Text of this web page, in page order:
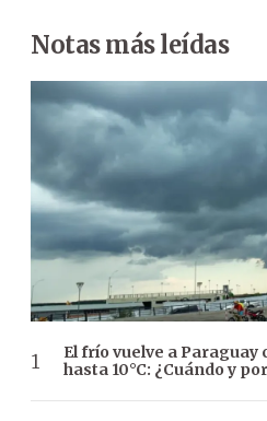
Notas más leídas
El frío vuelve a Paraguay
hasta 10°C: ¿Cuándo y